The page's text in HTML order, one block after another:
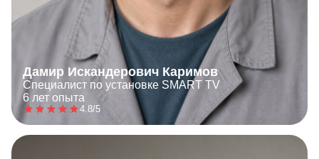
Дамир Искандерович Каримов
Специалист по установке SMART TV
6 лет опыта
4.8/5